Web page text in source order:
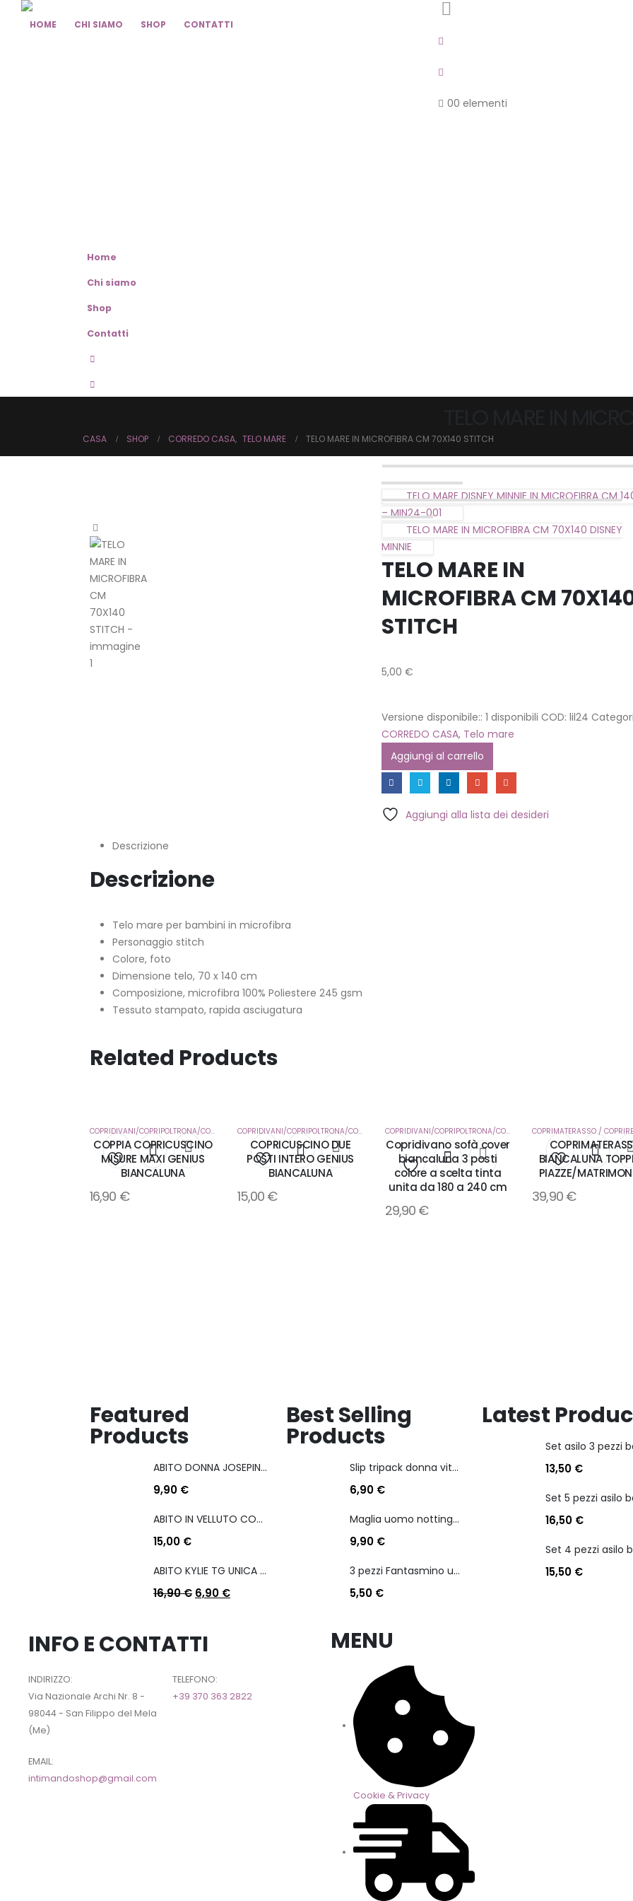
HOME CHI SIAMO SHOP CONTATTI
00 elementi
Home
Chi siamo
Shop
Contatti
CASA SHOP CORREDO CASA, TELO MARE TELO MARE IN MICROFIBRA CM 70X140 STITCH
TELO MARE DISNEY MINNIE IN MICROFIBRA CM
– MIN24-001
TELO MARE IN MICROFIBRA CM 70X140 DISNEY
MINNIE
TELO MARE IN
MICROFIBRA CM
STITCH
5,00 €
Versione disponibile:: 1 disponibili COD: lil24
CORREDO CASA, Telo mare
Aggiungi al carrello
Aggiungi alla lista dei desideri
Descrizione
Descrizione
Telo mare per bambini in microfibra
Personaggio stitch
Colore, foto
Dimensione telo, 70 x 140 cm
Composizione, microfibra 100% Poliestere 245 gsm
Tessuto stampato, rapida asciugatura
Related Products
Aggiungi
alla
COPRIDIVANI/COPRIPOLTRONA/COPRICUSCUNI ,CORREDO CASA
COPPIA COPRICUSCINO
MISURE MAXI GENIUS
BIANCALUNA
16,90 €
Aggiungi
alla
COPRIDIVANI/COPRIPOLTRONA/COPRICUSCUNI ,CORREDO CASA
COPRICUSCINO DUE
POSTI INTERO GENIUS
BIANCALUNA
15,00 €
Aggiungi
alla
COPRIDIVANI/COPRIPOLTRONA/COPRICUSCUNI ,CORREDO CASA
Copridivano sofà cover
biancaluna 3 posti
colore a scelta tinta
unita da 180 a 240 cm
29,90 €
Aggiungi
alla
COPRIMATERASSO /
BIANCALUNA
PIAZZE/
39,90 €
Featured
Products
ABITO DONNA JOSEPINA MIS M/L
9,90 €
ABITO IN VELLUTO CON COULISSE LATERALE
15,00 €
ABITO KYLIE TG UNICA COL A SCELTA
16,90€ 6,90 €
Best Selling
Products
Slip tripack donna vita bassa cotonella art 3165 in cotone elasticizzato
6,90 €
Maglia uomo nottingham in caldo cotone scollo a v manica lunga
9,90 €
3 pezzi Fantasmino unisex diadora in cotone mercerizzato tg dalla 35 alla 46
5,50 €
Latest
13,50 €
16,50 €
15,50 €
INFO E CONTATTI
INDIRIZZO:
Via Nazionale Archi Nr. 8 -
98044 - San Filippo del Mela
(Me)
TELEFONO:
+39 370 363 2822
EMAIL:
intimandoshop@gmail.com
MENU
Cookie & Privacy